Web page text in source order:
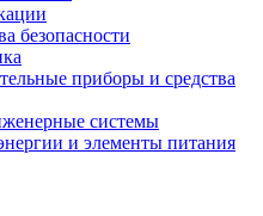
безопасности
приборы и средства
системы
и элементы питания